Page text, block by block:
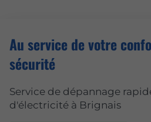
Au service de votre
sécurité
Service de dépannage
d'électricité à Brignais